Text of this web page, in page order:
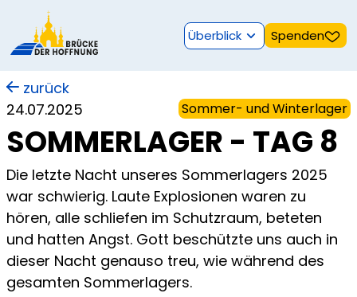
Spenden
Überblick
zurück
24.07.2025
Sommer- und Winterlager
SOMMERLAGER - TAG 8
Die letzte Nacht unseres Sommerlagers 2025
war schwierig. Laute Explosionen waren zu
hören, alle schliefen im Schutzraum, beteten
und hatten Angst. Gott beschützte uns auch in
dieser Nacht genauso treu, wie während des
gesamten Sommerlagers.